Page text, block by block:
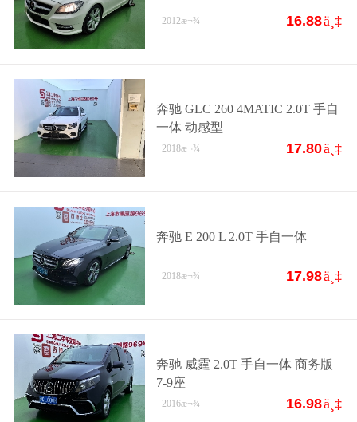
16.88ä¸‡
2012æ¬¾
奔驰 GLC 260 4MATIC 2.0T 手自
一体 动感型
17.80ä¸‡
2018æ¬¾
奔驰 E 200 L 2.0T 手自一体
17.98ä¸‡
2018æ¬¾
奔驰 威霆 2.0T 手自一体 商务版
7-9座
16.98ä¸‡
2016æ¬¾